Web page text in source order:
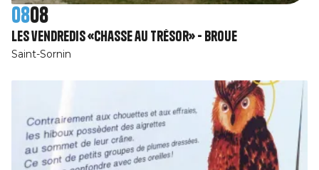
0808
Les vendredis «chasse au trésor» - Broue
Saint-Sornin